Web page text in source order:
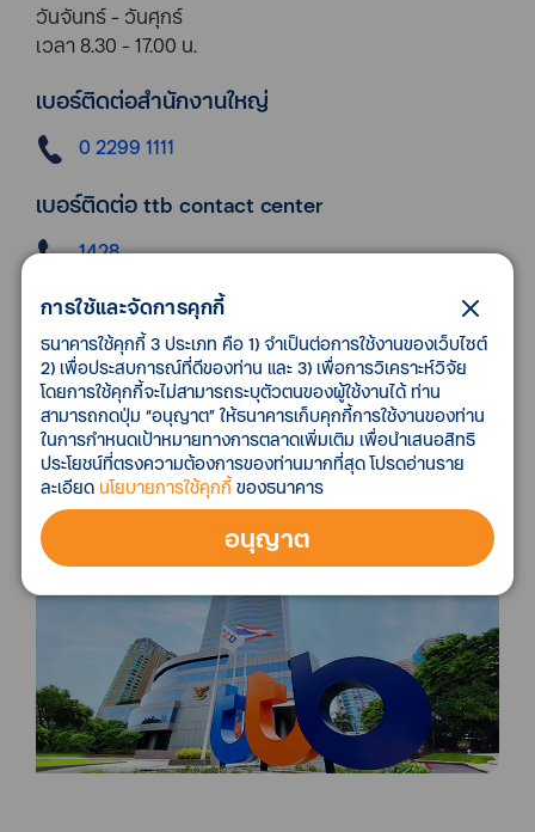
วันจันทร์ - วันศุกร์
เวลา 8.30 - 17.00 น.
เบอร์ติดต่อสำนักงานใหญ่
0 2299 1111
เบอร์ติดต่อ ttb contact center
1428
คลิกเพื่อให้ ttb ติดต่อกลับทางโทรศัพท์
หรือ อีเมล
SWIFT CODE
TMBKTHBK
ดูเส้นทาง
การใช้และจัดการคุกกี้
ธนาคารใช้คุกกี้ 3 ประเภท คือ 1) จำเป็นต่อการใช้งานของเว็บไซต์
2) เพื่อประสบการณ์ที่ดีของท่าน และ 3) เพื่อการวิเคราะห์วิจัย
โดยการใช้คุกกี้จะไม่สามารถระบุตัวตนของผู้ใช้งานได้ ท่าน
สามารถกดปุ่ม “อนุญาต” ให้ธนาคารเก็บคุกกี้การใช้งานของท่าน
ในการกำหนดเป้าหมายทางการตลาดเพิ่มเติม เพื่อนำเสนอสิทธิ
ประโยชน์ที่ตรงความต้องการของท่านมากที่สุด โปรดอ่านราย
ละเอียด นโยบายการใช้คุกกี้ ของธนาคาร
อนุญาต